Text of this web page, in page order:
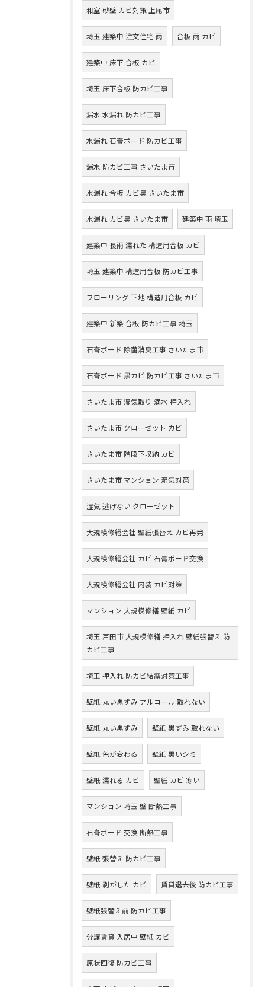
和室 砂壁 カビ対策 上尾市
埼玉 建築中 注文住宅 雨 合板 雨 カビ
建築中 床下 合板 カビ
埼玉 床下合板 防カビ工事
漏水 水漏れ 防カビ工事
水漏れ 石膏ボード 防カビ工事
漏水 防カビ工事 さいたま市
水漏れ 合板 カビ臭 さいたま市
水漏れ カビ臭 さいたま市 建築中 雨 埼玉
建築中 長雨 濡れた 構造用合板 カビ
埼玉 建築中 構造用合板 防カビ工事
フローリング 下地 構造用合板 カビ
建築中 新築 合板 防カビ工事 埼玉
石膏ボード 除菌消臭工事 さいたま市
石膏ボード 黒カビ 防カビ工事 さいたま市
さいたま市 湿気取り 満水 押入れ
さいたま市 クローゼット カビ
さいたま市 階段下収納 カビ
さいたま市 マンション 湿気対策
湿気 逃げない クローゼット
大規模修繕会社 壁紙張替え カビ再発
大規模修繕会社 カビ 石膏ボード交換
大規模修繕会社 内装 カビ対策
マンション 大規模修繕 壁紙 カビ
埼玉 戸田市 大規模修繕 押入れ 壁紙張替え 防
カビ工事
埼玉 押入れ 防カビ結露対策工事
壁紙 丸い黒ずみ アルコール 取れない
壁紙 丸い黒ずみ 壁紙 黒ずみ 取れない
壁紙 色が変わる 壁紙 黒いシミ
壁紙 濡れる カビ 壁紙 カビ 寒い
マンション 埼玉 壁 断熱工事
石膏ボード 交換 断熱工事
壁紙 張替え 防カビ工事
壁紙 剥がした カビ 賃貸退去後 防カビ工事
壁紙張替え前 防カビ工事
分譲賃貸 入居中 壁紙 カビ
原状回復 防カビ工事